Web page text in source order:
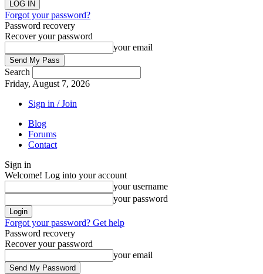
Forgot your password?
Password recovery
Recover your password
your email
Search
Friday, August 7, 2026
Sign in / Join
Blog
Forums
Contact
Sign in
Welcome! Log into your account
your username
your password
Forgot your password? Get help
Password recovery
Recover your password
your email